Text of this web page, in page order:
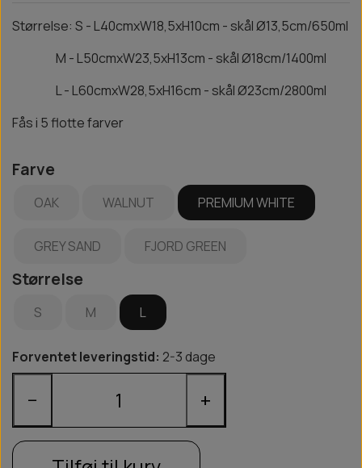
Størrelse: S - L40cmxW18,5xH10cm - skål Ø13,5cm/650ml
M - L50cmxW23,5xH13cm - skål Ø18cm/1400ml
L - L60cmxW28,5xH16cm - skål Ø23cm/2800ml
Fås i 5 flotte farver
Farve
OAK WALNUT PREMIUM WHITE
GREY SAND FJORD GREEN
Størrelse
S M L
Forventet leveringstid: 2-3 dage
− +